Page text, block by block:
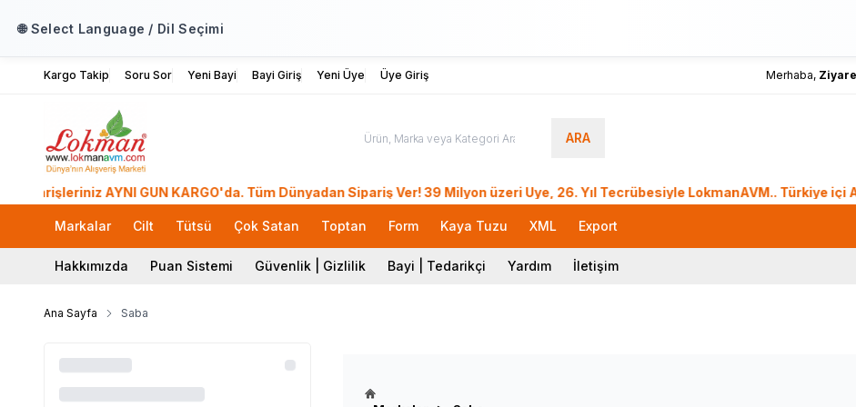
🌐 Select Language / Dil Seçimi
Kargo Takip Soru Sor Yeni Bayi Bayi Giriş Yeni Üye Üye Giriş Merhaba,
ARA
AYNI GÜN KARGO'da. Tüm Dünyadan Sipariş Ver! 39 Milyon üzeri Üye, 26. Yıl Tecrübesiyle LokmanAVM.. Türkiye içi
Markalar Cilt Tütsü Çok Satan Toptan Form Kaya Tuzu XML Export
Hakkımızda Puan Sistemi Güvenlik | Gizlilik Bayi | Tedarikçi Yardım İletişim
Ana Sayfa Saba